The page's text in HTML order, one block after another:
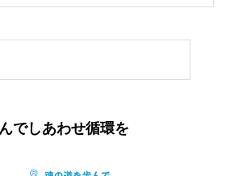
でしあわせ循環を